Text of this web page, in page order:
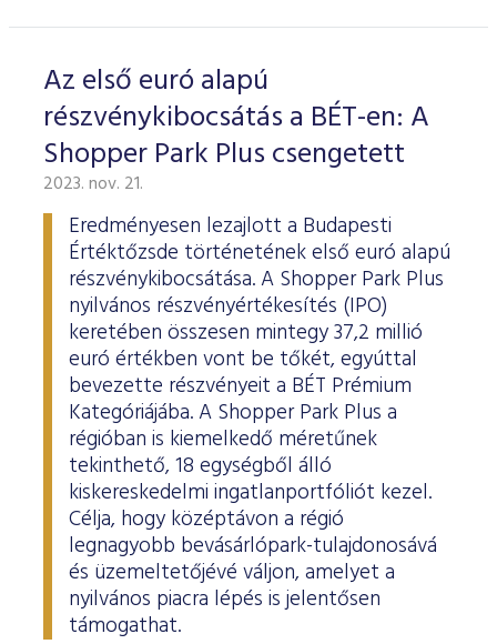
Az első euró alapú
részvénykibocsátás a BÉT-en: A
Shopper Park Plus csengetett
2023. nov. 21.
Eredményesen lezajlott a Budapesti
Értéktőzsde történetének első euró alapú
részvénykibocsátása. A Shopper Park Plus
nyilvános részvényértékesítés (IPO)
keretében összesen mintegy 37,2 millió
euró értékben vont be tőkét, egyúttal
bevezette részvényeit a BÉT Prémium
Kategóriájába. A Shopper Park Plus a
régióban is kiemelkedő méretűnek
tekinthető, 18 egységből álló
kiskereskedelmi ingatlanportfóliót kezel.
Célja, hogy középtávon a régió
legnagyobb bevásárlópark-tulajdonosává
és üzemeltetőjévé váljon, amelyet a
nyilvános piacra lépés is jelentősen
támogathat.